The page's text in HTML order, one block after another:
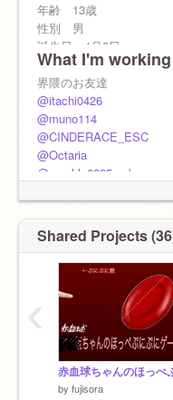
年齢 13歳
性別 男
誕生日 4月8日
出身 日本
宗教 無神論
性愛 バイセクシャル
血液 A型
趣味 作曲 ベイブレード
特技 scratch 絵画
マイブーム ビートボッ
ついった
https://mobile.twitter.com/
What I'm
界隈のお友達
@itachi0426
@muno114
@CINDERACE_ESC
@Octaria
@mashle0825-sab
@RoboemonZ
@sub_ekuadoru
@wawawaozisan
@star-114514
@0max7
@pKBS_trio
リア友
@WZYBXY
@kisatoo
Shared Projects
by fujisora
‹